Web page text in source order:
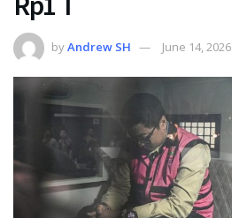
byAndrew SH June 14, 2026